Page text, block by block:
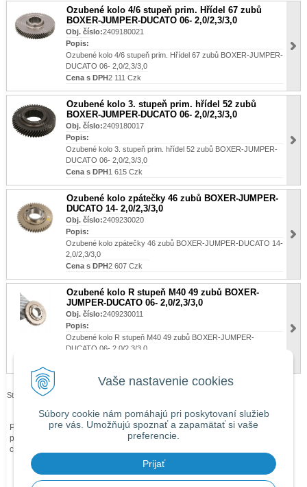
Vaše nastavenie cookies
Súbory cookie nám pomáhajú pri poskytovaní služieb
pre vás. Umožňujú spoznať a zapamätať si vaše
preferencie.
Prijať
Ozubené kolo 4/6 stupeň prim. Hřídel 67 zubů
BOXER-JUMPER-DUCATO 06- 2,0/2,3/3,0
Obj. číslo:2409180021
Popis:
Ozubené kolo 4/6 stupeň prim. Hřídel 67 zubů BOXER-JUMPER-
DUCATO 06- 2,0/2,3/3,0
Cena s DPH2 111 Czk
Ozubené kolo 3. stupeň prim. hřídel 52 zubů
BOXER-JUMPER-DUCATO 06- 2,0/2,3/3,0
Obj. číslo:2409180017
Popis:
Ozubené kolo 3. stupeň prim. hřídel 52 zubů BOXER-JUMPER-
DUCATO 06- 2,0/2,3/3,0
Cena s DPH1 615 Czk
Ozubené kolo zpátečky 46 zubů BOXER-JUMPER-
DUCATO 14- 2,0/2,3/3,0
Obj. číslo:2409230020
Popis:
Ozubené kolo zpátečky 46 zubů BOXER-JUMPER-DUCATO 14-
2,0/2,3/3,0
Cena s DPH2 607 Czk
Ozubené kolo R stupeň M40 49 zubů BOXER-
JUMPER-DUCATO 06- 2,0/2,3/3,0
Obj. číslo:2409230011
Popis:
Ozubené kolo R stupeň M40 49 zubů BOXER-JUMPER-
DUCATO 06- 2,0/2,3/3,0
Stránky: 1
Při zaslání zboží mimo území České republiky budou ke každé objednávce
přičteny náklady na dopravu mimo území ČR dle
ceně Vás budeme předem informovat telefonicky nebo e-mailem.